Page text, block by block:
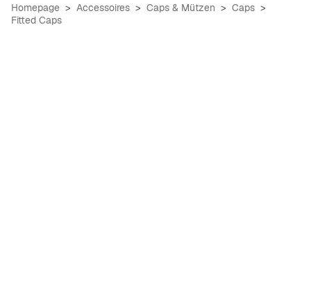
Homepage Accessoires Caps & Mützen
Caps
Fitted Caps